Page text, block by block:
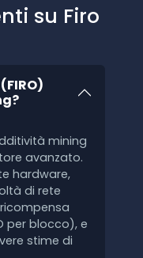
su Firo
mining
avanzato.
hardware,
di rete
per blocco), e
stime di